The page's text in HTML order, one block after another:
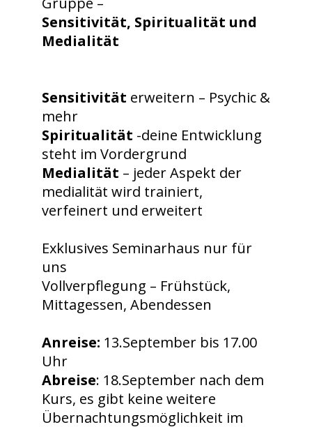
Sensitivität, Spiritualität und
Medialität
Sensitivität erweitern – Psychic &
mehr
Spiritualität -deine Entwicklung
steht im Vordergrund
Medialität – jeder Aspekt der
medialität wird trainiert,
verfeinert und erweitert
Exklusives Seminarhaus nur für
uns
Vollverpflegung – Frühstück,
Mittagessen, Abendessen
Anreise: 13.September bis 17.00
Uhr
Abreise: 18.September nach dem
Kurs, es gibt keine weitere
Übernachtungsmöglichkeit im